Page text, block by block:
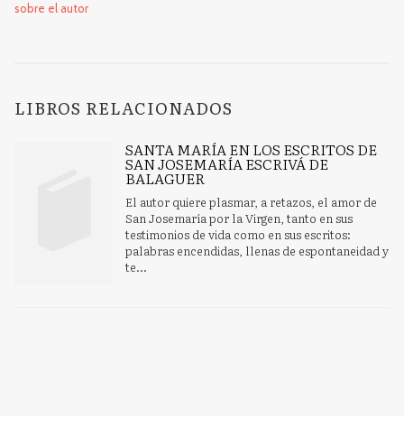
sobre el autor
LIBROS RELACIONADOS
SANTA MARÍA EN LOS ESCRITOS DE
SAN JOSEMARÍA ESCRIVÁ DE
BALAGUER
El autor quiere plasmar, a retazos, el amor de
San Josemaría por la Virgen, tanto en sus
testimonios de vida como en sus escritos:
palabras encendidas, llenas de espontaneidad y
te...